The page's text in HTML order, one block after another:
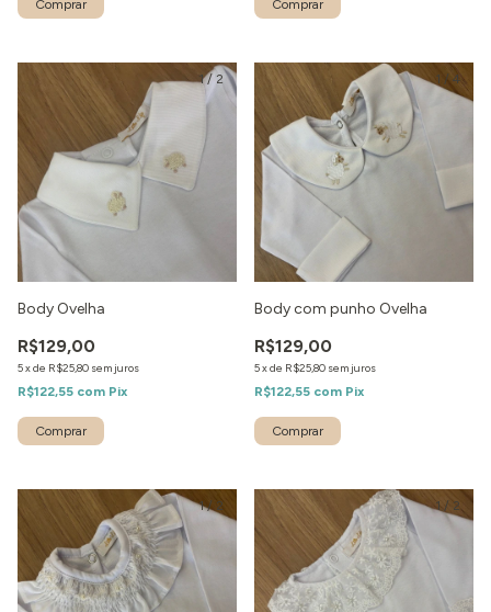
1/ 2
Body Ovelha
R$129,00
5xde R$25,80 sem juros
R$122,55 com Pix
1 / 4
Body com punho Ovelha
R$129,00
5xde R$25,80 sem juros
R$122,55 com Pix
1/ 2 1 / 2